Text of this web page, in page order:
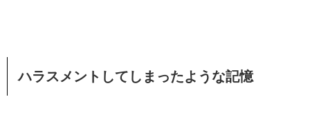
ハラスメントしてしまったような記憶